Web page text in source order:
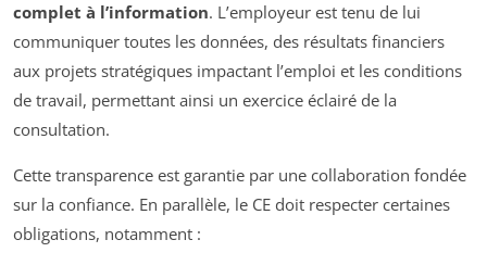
complet à l’information. L’employeur est tenu de lui
communiquer toutes les données, des résultats financiers
aux projets stratégiques impactant l’emploi et les conditions
de travail, permettant ainsi un exercice éclairé de la
consultation.
Cette transparence est garantie par une collaboration fondée
sur la confiance. En parallèle, le CE doit respecter certaines
obligations, notamment :